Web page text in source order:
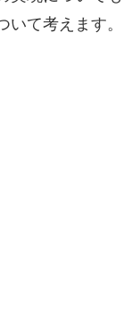
て考えます。